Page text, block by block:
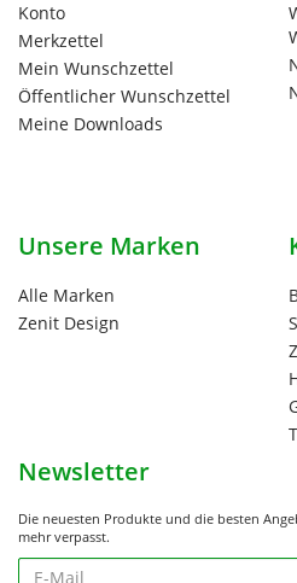
Konto
Merkzettel
Mein Wunschzettel
Öffentlicher Wunschzettel
Meine Downloads
Unsere Marken
Alle Marken
Zenit Design
Newsletter
Die neuesten Produkte und die besten
mehr verpasst.
Newsletter